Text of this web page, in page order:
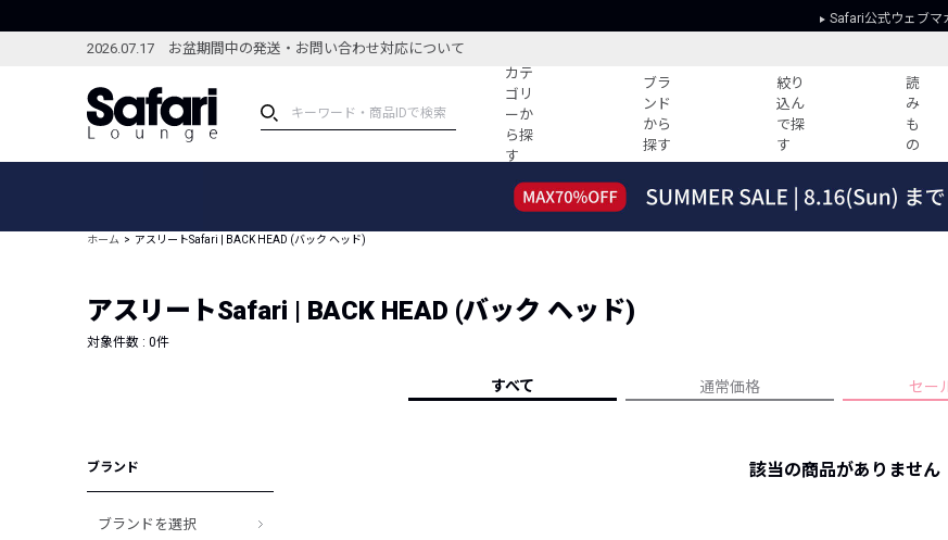
Safari公式ウェブマ
2026.07.17 お盆期間中の発送・お問い合わせ対応について
カテ
ゴリ
ーか
ら探
す
ブラ
ンド
から
探す
絞り
込ん
で探
す
読
み
も
の
ブランドから探す
新着アイテム
編集部のおすすめアイテム
特集記事
コーディネート
すべての記事
ーデ紹介
HOTなコーデ TOP20
人気記事ランキング
プライバ
ホーム アスリートSafari | BACK HEAD (バック ヘッド)
アスリートSafari | BACK HEAD (バック ヘッド)
対象件数 : 0件
すべて 通常価格 セー
ブランド
ブランドを選択
該当の商品がありません